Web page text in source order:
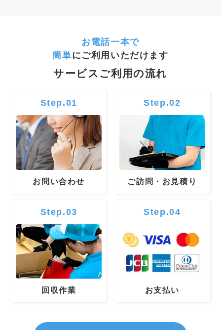
お電話一本で
簡単にご利用いただけます
サービスご利用の流れ
Step.01
お問い合わせ
Step.02
ご訪問・お見積り
Step.03
回収作業
Step.04
お支払い